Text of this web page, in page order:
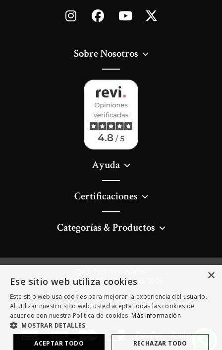
Sobre Nosotros
Ayuda
Certificaciones
Categorías & Productos
AGRICULTURAS DIVERSAS 2026
Privacidad & Cookies
Términos y Condiciones
×
Ese sitio web utiliza cookies
Este sitio web usa cookies para mejorar la experiencia del usuario.
Al utilizar nuestro sitio web, usted acepta todas las cookies de
acuerdo con nuestra Política de cookies. Más información
MOSTRAR DETALLES
ACEPTAR TODO RECHAZAR TODO